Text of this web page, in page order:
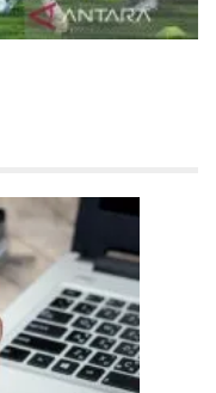
lawan Australia